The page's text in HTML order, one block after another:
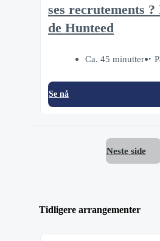
ses recrutements
de Hunteed
Ca. 45 minutter
Se nå
Neste side
Tidligere arrangementer